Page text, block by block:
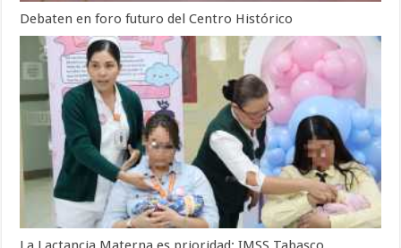
Debaten en foro futuro del Centro Histórico